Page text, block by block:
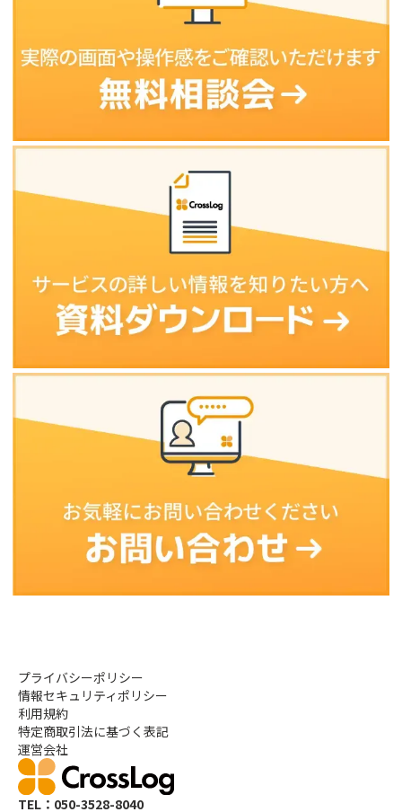
TEL：050-3528-8040
プライバシーポリシー
情報セキュリティポリシー
利用規約
特定商取引法に基づく表記
運営会社